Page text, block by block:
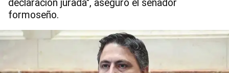
declaración jurada", aseguró el senador
formoseño.